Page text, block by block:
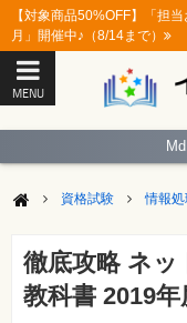
【対象商品50%OFF】「担
月」開催中♪（8/14まで）
MENU
ペ
ジ
ソ
コ
ン
ソ
資格試験 情報
徹底攻略 ネ
教科書 2019年